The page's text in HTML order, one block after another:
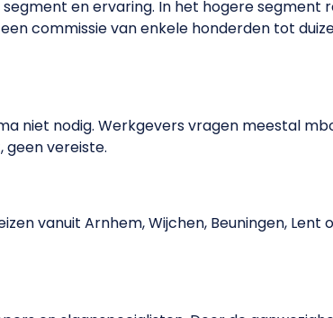
en ervaring. In het hogere segment
commissie van enkele honderden tot
niet nodig. Werkgevers vragen meestal
geen vereiste.
vanuit Arnhem, Wijchen, Beuningen, Lent